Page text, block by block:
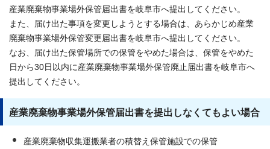
産業廃棄物事業場外保管届出書を岐阜市へ提出してください。
また、届け出た事項を変更しようとする場合は、あらかじめ産業
廃棄物事業場外保管変更届出書を岐阜市へ提出してください。
なお、届け出た保管場所での保管をやめた場合は、保管をやめた
日から30日以内に産業廃棄物事業場外保管廃止届出書を岐阜市へ
提出してください。
産業廃棄物事業場外保管届出書を提出しなくてもよい場合
産業廃棄物収集運搬業者の積替え保管施設での保管